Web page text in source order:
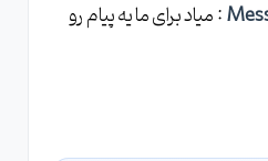
: میاد برای ما یه پیام رو